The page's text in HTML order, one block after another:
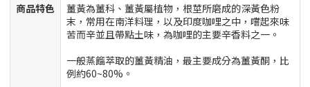
商品特色
薑黃為薑科、薑黃屬植物，根莖所磨成的深黃色粉
末，常用在南洋料理，以及印度咖哩之中，嚐起來味
苦而辛並且帶點土味，為咖哩的主要辛香料之一。
一般蒸餾萃取的薑黃精油，最主要成分為薑黃酮，比
例約60~80%。